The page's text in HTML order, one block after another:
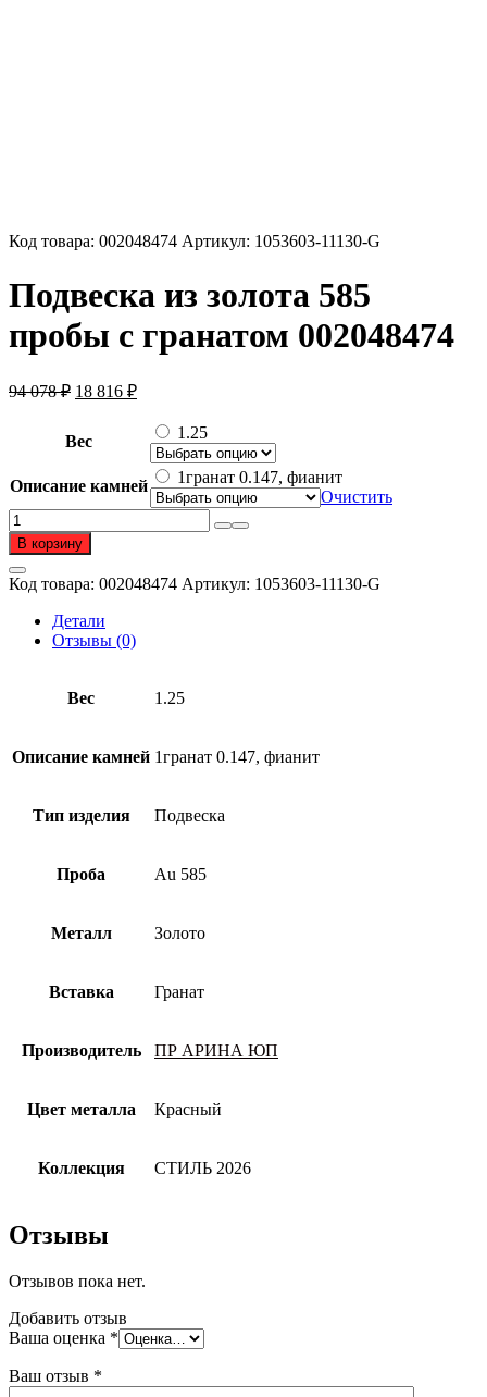
Код товара: 002048474 Артикул: 1053603-11130-G
Подвеска из золота 585
пробы с гранатом 002048474
94 078₽ Первоначальная
94
18 816 ₽Текущая
816 ₽.
Вес 1.25
Описание камней
1гранат 0.147, фианит
Очистить
Количество
товара
Подвеска
из
золота
пробы
В корзину
Код товара: 002048474 Артикул: 1053603-11130-G
Детали
Отзывы (0)
Вес 1.25
Описание камней 1гранат 0.147, фианит
Тип изделия Подвеска
Проба Au 585
Металл Золото
Вставка Гранат
Производитель ПР АРИНА ЮП
Цвет металла Красный
Коллекция СТИЛЬ 2026
Отзывы
Отзывов пока нет.
Добавить отзыв
Ваша оценка *
Ваш отзыв *